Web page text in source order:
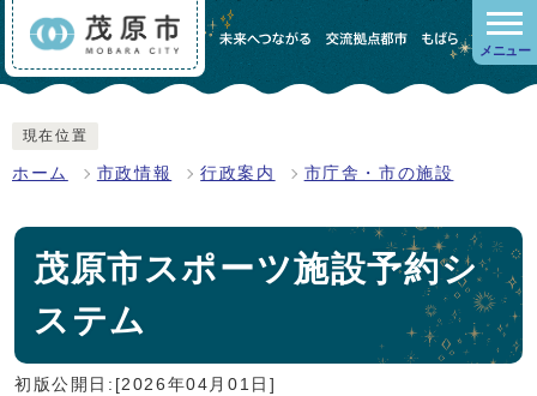
メニュー
現在位置
ホーム 市政情報 行政案内 市庁舎・市の施設
茂原市スポーツ施設予約シ
ステム
初版公開日:[2026年04月01日]